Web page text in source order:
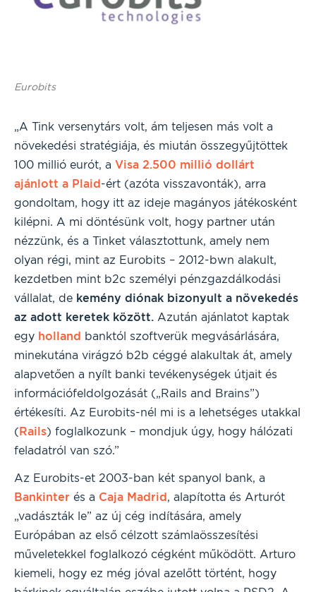
Eurobits
„A Tink versenytárs volt, ám teljesen más volt a
növekedési stratégiája, és miután összegyűjtöttek
100 millió eurót, a Visa 2.500 millió dollárt
ajánlott a Plaid-ért (azóta visszavonták), arra
gondoltam, hogy itt az ideje magányos játékosként
kilépni. A mi döntésünk volt, hogy partner után
nézzünk, és a Tinket választottunk, amely nem
olyan régi, mint az Eurobits – 2012-bwn alakult,
kezdetben mint b2c személyi pénzgazdálkodási
vállalat, de kemény diónak bizonyult a növekedés
az adott keretek között. Azután ajánlatot kaptak
egy holland banktól szoftverük megvásárlására,
minekutána virágzó b2b céggé alakultak át, amely
alapvetően a nyílt banki tevékenységek útjait és
információfeldolgozását („Rails and Brains”)
értékesíti. Az Eurobits-nél mi is a lehetséges utakkal
(Rails) foglalkozunk – mondjuk úgy, hogy hálózati
feladatról van szó.”
Az Eurobits-et 2003-ban két spanyol bank, a
Bankinter és a Caja Madrid, alapította és Arturót
„vadászták le” az új cég indítására, amely
Európában az első célzott számlaösszesítési
műveletekkel foglalkozó cégként működött. Arturo
kiemeli, hogy ez még jóval azelőtt történt, hogy